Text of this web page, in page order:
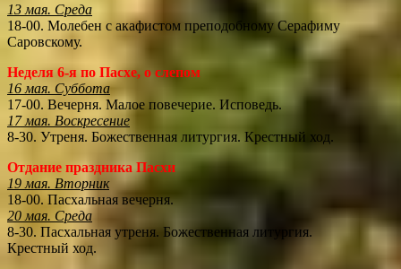
13 мая. Среда
18-00. Молебен с акафистом преподобному Серафиму
Саровскому.
Неделя 6-я по Пасхе, о слепом
16 мая. Суббота
17-00. Вечерня. Малое повечерие. Исповедь.
17 мая. Воскресение
8-30. Утреня. Божественная литургия. Крестный ход.
Отдание праздника Пасхи
19 мая. Вторник
18-00. Пасхальная вечерня.
20 мая. Среда
8-30. Пасхальная утреня. Божественная литургия.
Крестный ход.